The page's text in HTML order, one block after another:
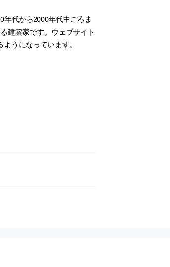
代から2000年代中ごろま
建築家です。ウェブサイト
うになっています。